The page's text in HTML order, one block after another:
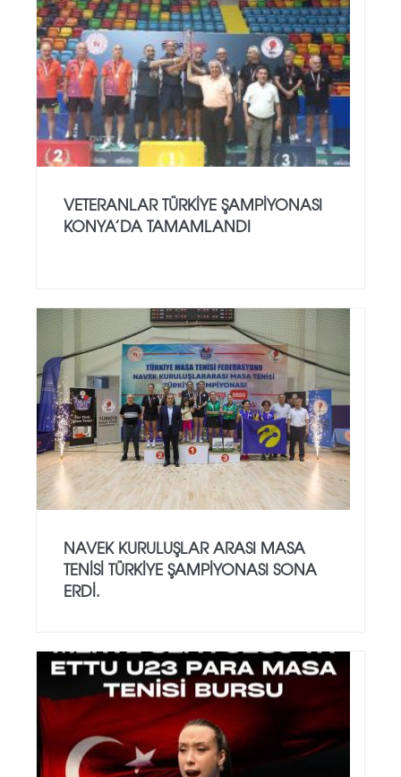
VETERANLAR TÜRKIYE ŞAMPIYONASI
KONYA’DA TAMAMLANDI
NAVEK KURULUŞLAR ARASI MASA
TENISI TÜRKIYE ŞAMPIYONASI SONA
ERDI.